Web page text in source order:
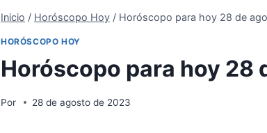
Inicio / Horóscopo Hoy / Horóscopo para hoy 28 de
HORÓSCOPO HOY
Horóscopo para hoy 28
Por 28 de agosto de 2023